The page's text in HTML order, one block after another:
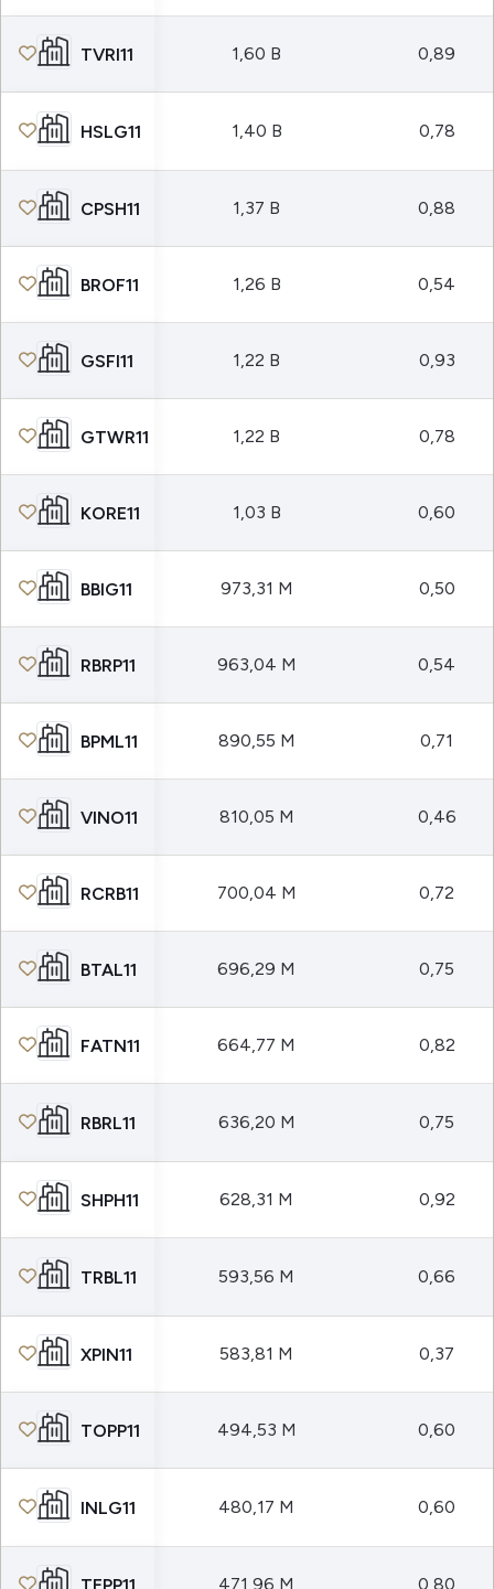
TVRI11 1,60 B 0,89
HSLG11 1,40 B 0,78
CPSH11 1,37 B 0,88
BROF11 1,26 B 0,54
GSFI11 1,22 B 0,93
GTWR11 1,22 B 0,78
KORE11 1,03 B 0,60
BBIG11 973,31 M 0,50
RBRP11 963,04 M 0,54
BPML11 890,55 M 0,71
VINO11 810,05 M 0,46
RCRB11 700,04 M 0,72
BTAL11 696,29 M 0,75
FATN11 664,77 M 0,82
RBRL11 636,20 M 0,75
SHPH11 628,31 M 0,92
TRBL11 593,56 M 0,66
XPIN11 583,81 M 0,37
TOPP11 494,53 M 0,60
INLG11 480,17 M 0,60
TEPP11 471,96 M 0,80